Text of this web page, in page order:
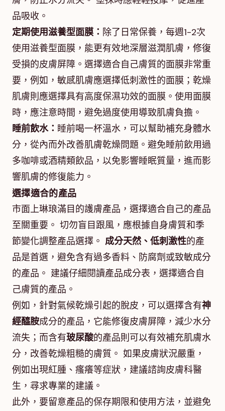
品吸收。
定期使用滋養型面膜： 除了日常保養，每週1-2次
使用滋養型面膜，能更有效地深層滋潤肌膚，修復
受損的皮膚屏障。選擇適合自己膚質的面膜非常重
要，例如，敏感肌膚應選擇低刺激性的面膜；乾燥
肌膚則應選擇具有高度保濕功效的面膜。使用面膜
時，應注意時間，避免過度使用導致肌膚負擔。
睡前飲水： 睡前喝一杯溫水，可以幫助補充身體水
分，從內而外改善肌膚乾燥問題。避免睡前飲用過
多咖啡或酒精類飲品，以免影響睡眠質量，進而影
響肌膚的修復能力。
選擇適合的產品
市面上琳琅滿目的護膚產品，選擇適合自己的產品
至關重要。 切勿盲目跟風，應根據自身膚質和季
節變化調整產品選擇。 成分天然、低刺激性的產
品是首選，避免含有過多香料、防腐劑或致敏成分
的產品。 建議仔細閱讀產品成分表，選擇適合自
己膚質的產品。
例如，針對氣候乾燥引起的脫皮，可以選擇含有神
經醯胺成分的產品，它能修復皮膚屏障，減少水分
流失；而含有玻尿酸的產品則可以有效補充肌膚水
分，改善乾燥粗糙的膚質。 如果皮膚狀況嚴重，
例如出現紅腫、瘙癢等症狀，建議諮詢皮膚科醫
生，尋求專業的建議。
此外，要留意產品的保存期限和使用方法，並避免